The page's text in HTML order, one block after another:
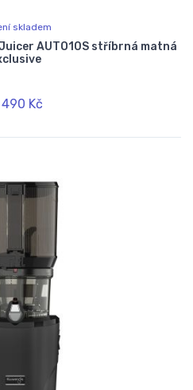
skladem
AUTO10S stříbrná matná
Kč